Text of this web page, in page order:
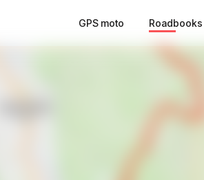
GPS moto Roadbooks